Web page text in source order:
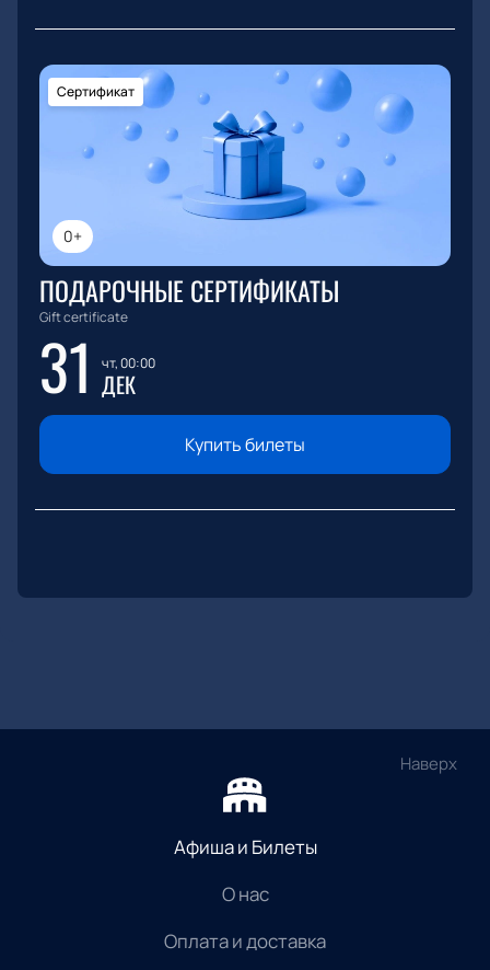
0+
Сертификат
ПОДАРОЧНЫЕ СЕРТИФИКАТЫ
Gift certificate
31 чт, 00:00
ДЕК
Купить билеты
Наверх
Афиша и Билеты
О нас
Оплата и доставка